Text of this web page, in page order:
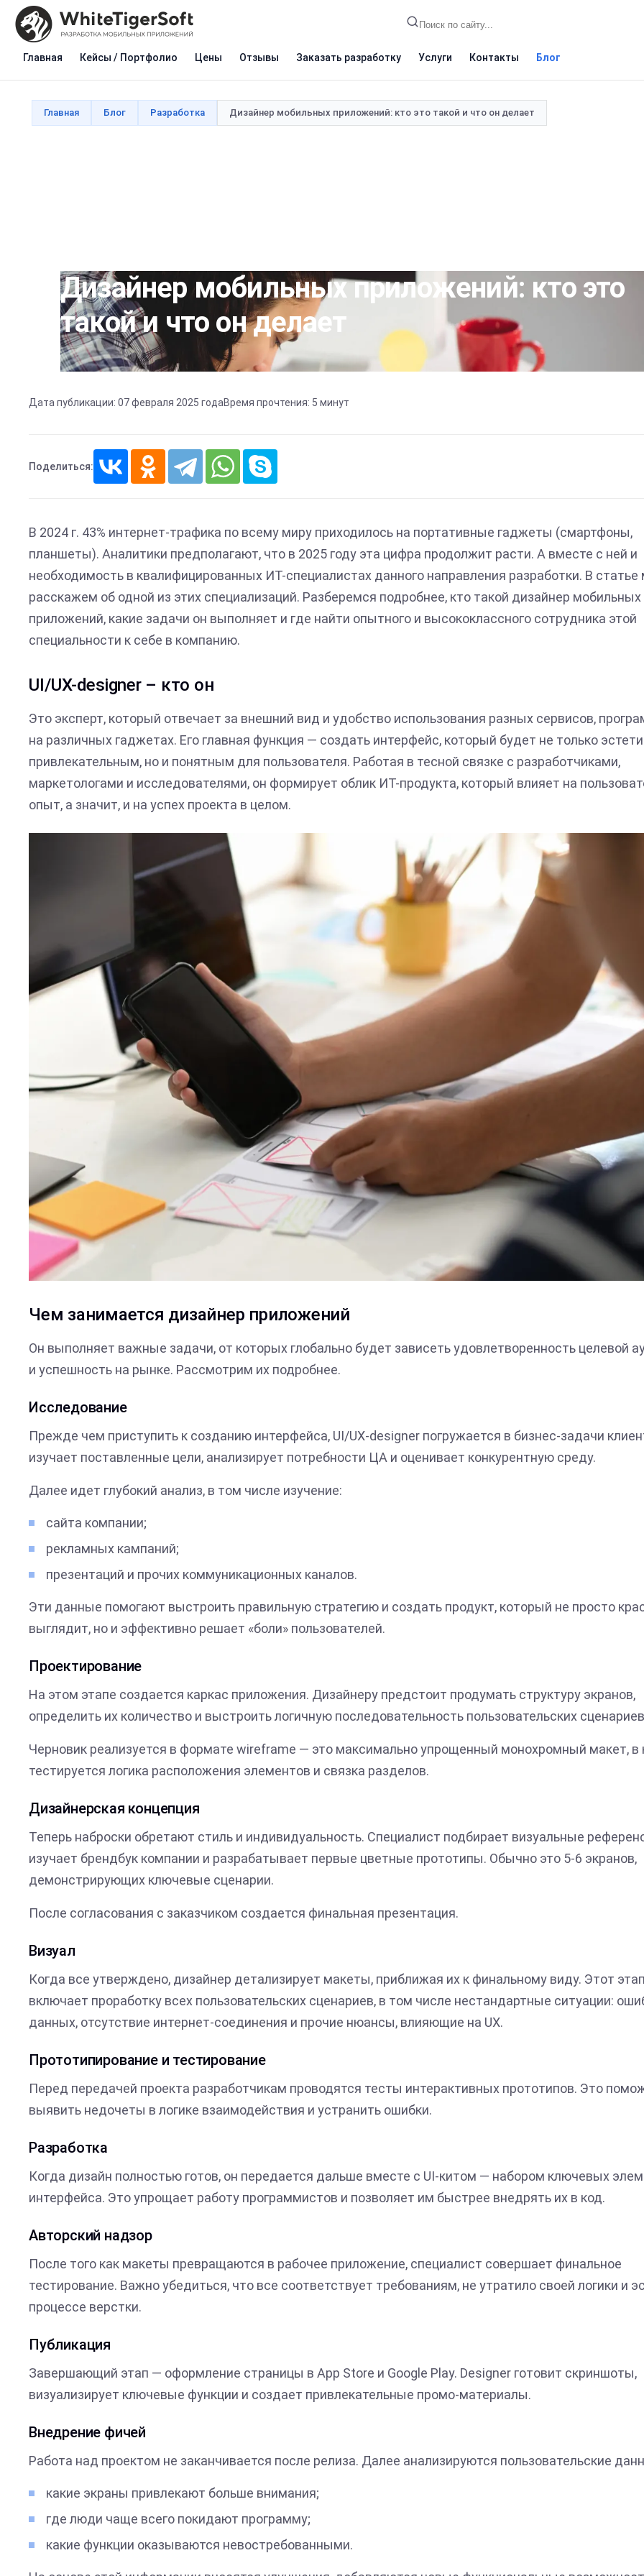
Главная Кейсы / Портфолио Цены Отзывы Заказать разработку Услуги Контакты Блог
Главная Блог Разработка Дизайнер мобильных приложений: кто это такой и что он делает
Дизайнер мобильных приложений: кто это
такой и что он делает
Дата публикации: 07 февраля 2025 годаВремя прочтения: 5 минут
Поделиться:
В 2024 г. 43% интернет-трафика по всему миру приходилось на портативные гаджеты (смартфоны,
планшеты). Аналитики предполагают, что в 2025 году эта цифра продолжит расти. А вместе с ней и
необходимость в квалифицированных ИТ-специалистах данного направления разработки. В статье
расскажем об одной из этих специализаций. Разберемся подробнее, кто такой дизайнер мобильных
приложений, какие задачи он выполняет и где найти опытного и высококлассного сотрудника этой
специальности к себе в компанию.
UI/UX-designer – кто он
Это эксперт, который отвечает за внешний вид и удобство использования разных сервисов,
на различных гаджетах. Его главная функция — создать интерфейс, который будет не только
привлекательным, но и понятным для пользователя. Работая в тесной связке с разработчиками,
маркетологами и исследователями, он формирует облик ИТ-продукта, который влияет на
опыт, а значит, и на успех проекта в целом.
Чем занимается дизайнер приложений
Он выполняет важные задачи, от которых глобально будет зависеть удовлетворенность целевой
и успешность на рынке. Рассмотрим их подробнее.
Исследование
Прежде чем приступить к созданию интерфейса, UI/UX-designer погружается в бизнес-задачи
изучает поставленные цели, анализирует потребности ЦА и оценивает конкурентную среду.
Далее идет глубокий анализ, в том числе изучение:
сайта компании;
рекламных кампаний;
презентаций и прочих коммуникационных каналов.
Эти данные помогают выстроить правильную стратегию и создать продукт, который не просто
выглядит, но и эффективно решает «боли» пользователей.
Проектирование
На этом этапе создается каркас приложения. Дизайнеру предстоит продумать структуру экранов,
определить их количество и выстроить логичную последовательность пользовательских
Черновик реализуется в формате wireframe — это максимально упрощенный монохромный макет, в
тестируется логика расположения элементов и связка разделов.
Дизайнерская концепция
Теперь наброски обретают стиль и индивидуальность. Специалист подбирает визуальные
изучает брендбук компании и разрабатывает первые цветные прототипы. Обычно это 5-6 экранов,
демонстрирующих ключевые сценарии.
После согласования с заказчиком создается финальная презентация.
Визуал
Когда все утверждено, дизайнер детализирует макеты, приближая их к финальному виду. Этот этап
включает проработку всех пользовательских сценариев, в том числе нестандартные ситуации:
данных, отсутствие интернет-соединения и прочие нюансы, влияющие на UX.
Прототипирование и тестирование
Перед передачей проекта разработчикам проводятся тесты интерактивных прототипов. Это
выявить недочеты в логике взаимодействия и устранить ошибки.
Разработка
Когда дизайн полностью готов, он передается дальше вместе с UI-китом — набором ключевых
интерфейса. Это упрощает работу программистов и позволяет им быстрее внедрять их в код.
Авторский надзор
После того как макеты превращаются в рабочее приложение, специалист совершает финальное
тестирование. Важно убедиться, что все соответствует требованиям, не утратило своей логики и
процессе верстки.
Публикация
Завершающий этап — оформление страницы в App Store и Google Play. Designer готовит скриншоты,
визуализирует ключевые функции и создает привлекательные промо-материалы.
Внедрение фичей
Работа над проектом не заканчивается после релиза. Далее анализируются пользовательские
какие экраны привлекают больше внимания;
где люди чаще всего покидают программу;
какие функции оказываются невостребованными.